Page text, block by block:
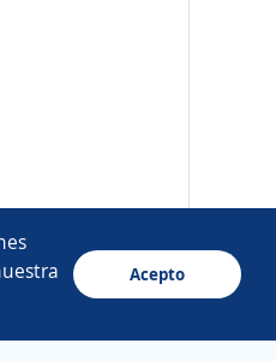
Acepto